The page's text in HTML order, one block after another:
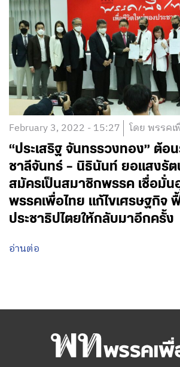
February 3, 2022 - 15:27 โดย พรรคเ
“ประเสริฐ จันทรรวงทอง” ต้อ
ชาลีจันทร์ – นิธินันท์ ยอแสงรัต
สมัครเป็นสมาชิกพรรค เชื่อมั่
พรรคเพื่อไทย แก้ไขเศรษฐกิจ
ประชาธิปไตยให้กลับมาอีกครั้ง
อ่านต่อ